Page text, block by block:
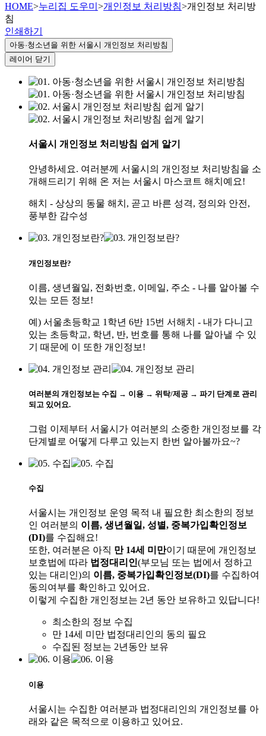
HOME>누리집 도우미 >개인정보 처리방침>개인정보 처리방
침
인쇄하기
아동·청소년을 위한 서울시 개인정보 처리방침
레이어 닫기
서울시 개인정보 처리방침 쉽게 알기
안녕하세요. 여러분께 서울시의 개인정보 처리방침을 소
개해드리기 위해 온 저는 서울시 마스코트 해치예요!
해치 - 상상의 동물 해치, 곧고 바른 성격, 정의와 안전,
풍부한 감수성
개인정보란?
이름, 생년월일, 전화번호, 이메일, 주소 - 나를 알아볼 수
있는 모든 정보!
예) 서울초등학교 1학년 6반 15번 서해치 - 내가 다니고
있는 초등학교, 학년, 반, 번호를 통해 나를 알아낼 수 있
기 때문에 이 또한 개인정보!
여러분의 개인정보는 수집 → 이용 → 위탁/제공 → 파기 단계로 관리
되고 있어요.
그럼 이제부터 서울시가 여러분의 소중한 개인정보를 각
단계별로 어떻게 다루고 있는지 한번 알아볼까요~?
수집
서울시는 개인정보 운영 목적 내 필요한 최소한의 정보
인 여러분의 이름, 생년월일, 성별, 중복가입확인정보
(DI)를 수집해요!
또한, 여러분은 아직 만 14세 미만이기 때문에 개인정보
보호법에 따라 법정대리인(부모님 또는 법에서 정하고
있는 대리인)의 이름, 중복가입확인정보(DI)를 수집하여
동의여부를 확인하고 있어요.
이렇게 수집한 개인정보는 2년 동안 보유하고 있답니다!
최소한의 정보 수집
만 14세 미만 법정대리인의 동의 필요
수집된 정보는 2년동안 보유
이용
서울시는 수집한 여러분과 법정대리인의 개인정보를 아
래와 같은 목적으로 이용하고 있어요.